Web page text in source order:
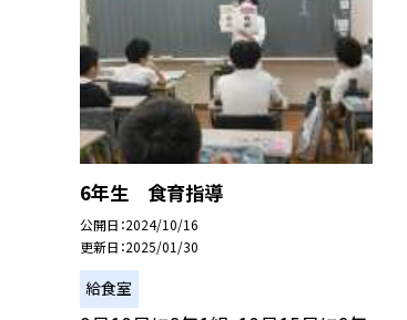
6年生 食育指導
公開日 2024/10/16
更新日 2025/01/30
給食室